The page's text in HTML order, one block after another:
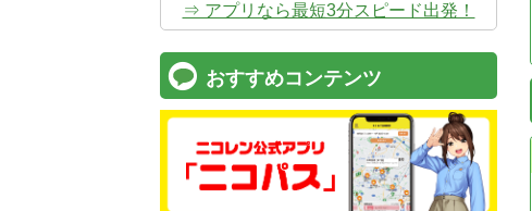
⇒ アプリなら最短3分スピード出発！
おすすめコンテンツ